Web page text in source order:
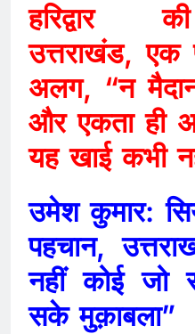
हरिद्वार
उत्तराखंड, एक
अलग, “न मैदान
और एकता ही
यह खाई कभी
उमेश कुमार:
पहचान,
नहीं कोई जो
सके मुक़ाबला”